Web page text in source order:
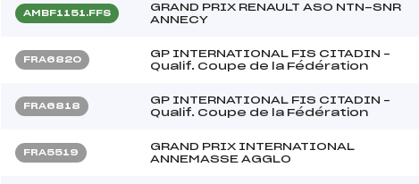
AMBF1151.FFS
GRAND PRIX RENAULT ASO NTN-SNR
ANNECY
FRA6820
GP INTERNATIONAL FIS CITADIN –
Qualif. Coupe de la Fédération
FRA6818
GP INTERNATIONAL FIS CITADIN –
Qualif. Coupe de la Fédération
FRA5519
GRAND PRIX INTERNATIONAL
ANNEMASSE AGGLO